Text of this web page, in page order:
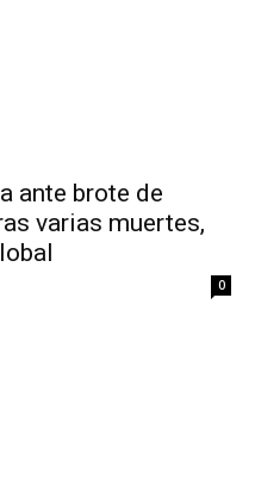
ante brote de
varias muertes,
0